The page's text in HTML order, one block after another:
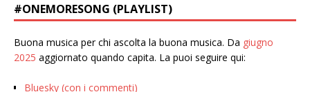
#ONEMORESONG (PLAYLIST)
Buona musica per chi ascolta la buona musica. Da giugno
2025 aggiornato quando capita. La puoi seguire qui:
Bluesky (con i commenti)